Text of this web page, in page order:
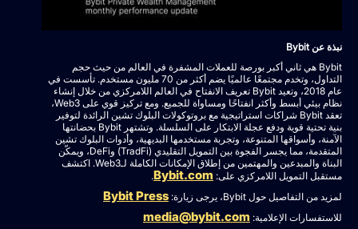
نبذة عن Bybit
Bybit هي ثاني أكبر بورصة للعملات المشفرة في العالم من حيث حجم
التداول، وتخدم مجتمعًا عالميًا يضم أكثر من 70 مليون مستخدم. تأسست في
عام 2018، وتعيد Bybit تعريف الانفتاح في العالم اللامركزي من خلال إنشاء
نظام بيئي أبسط وأكثر انفتاحًا ومساواة للجميع. ومع تركيز قوي على Web3،
تعقد Bybit شراكات استراتيجية مع بروتوكولات البلوك تشين الرائدة لتوفير
بنية تحتية قوية ودفع عجلة الابتكار على السلسلة. وتشتهر Bybit بحضانتها
الآمنة، وأسواقها المتنوعة، وتجربة مستخدمها البديهية، وأدوات البلوك تشين
المتقدمة، مما يجسر الفجوة بين التمويل التقليدي (TradFi) وDeFi، ويمكّن
البناة والمبدعين والمهتمين من إطلاق الإمكانات الكاملة لـWeb3. اكتشف
مستقبل التمويل اللامركزي على:Bybit.com
.
لمزيد من التفاصيل حول Bybit، يرجى زيارة:
Bybit Press
للاستفسارات الإعلامية:media@bybit.com